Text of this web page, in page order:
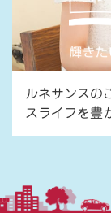
ルネサンスの
スライフを豊